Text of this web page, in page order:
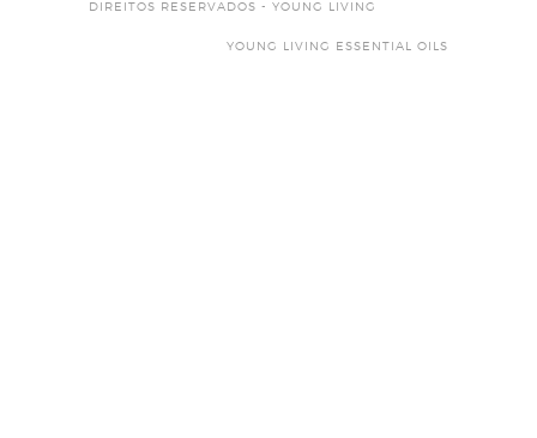
DIREITOS RESERVADOS - YOUNG LIVING
YOUNG LIVING ESSENTIAL OILS